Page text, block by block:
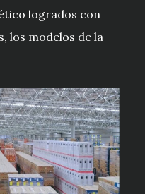
logrados con
los modelos de la